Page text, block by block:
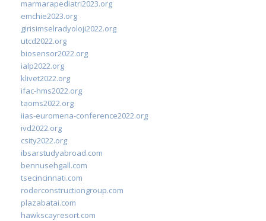
marmarapediatri2023.org
emchie2023.org
girisimselradyoloji2022.org
utcd2022.org
biosensor2022.org
ialp2022.org
klivet2022.org
ifac-hms2022.org
taoms2022.org
iias-euromena-conference2022.org
ivd2022.org
csity2022.org
ibsarstudyabroad.com
bennusehgall.com
tsecincinnati.com
roderconstructiongroup.com
plazabatai.com
hawkscayresort.com